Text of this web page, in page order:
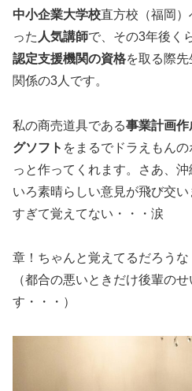
中小企業大学校直方校（福岡
った 人気講師で、その3年後く
認定支援機関の資格を取る際
関係の3人です。
私の商売道具である事業計画作
グソフト をまるでドラえもん
っと作ってくれます。さあ、
いろ素晴らしい意見が飛び交
すぎて覚えてない・・・涙
章！ちゃんと覚えてるだろうな
（都合の悪いときだけ後輩の
す・・・）